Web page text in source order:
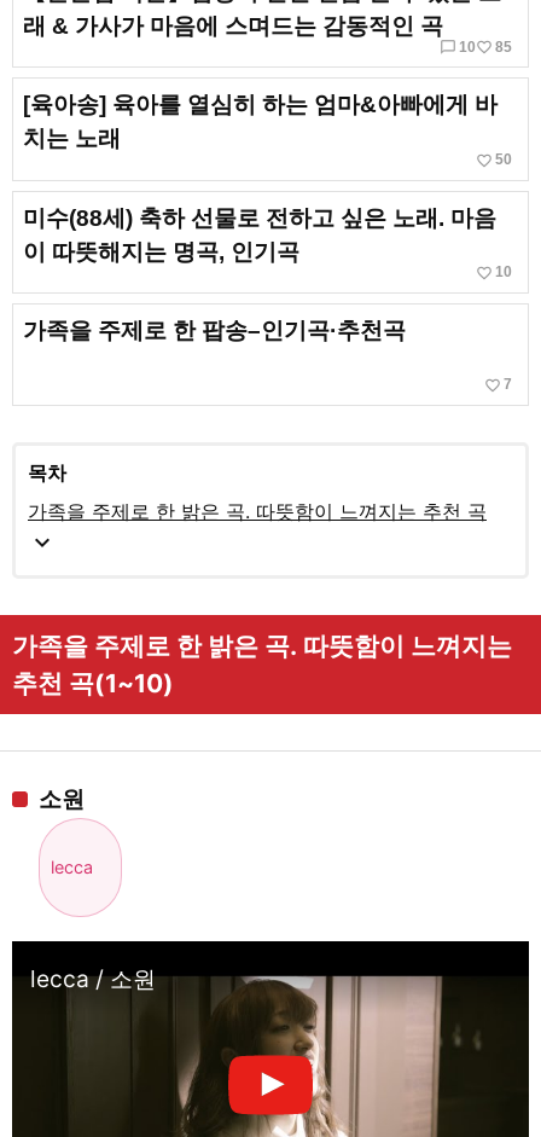
래 & 가사가 마음에 스며드는 감동적인 곡
chat_bubble_outline 10favorite_border 85
[육아송] 육아를 열심히 하는 엄마&아빠에게 바
치는 노래
favorite_border 50
미수(88세) 축하 선물로 전하고 싶은 노래. 마음
이 따뜻해지는 명곡, 인기곡
favorite_border 10
가족을 주제로 한 팝송–인기곡·추천곡
favorite_border 7
목차
가족을 주제로 한 밝은 곡. 따뜻함이 느껴지는 추천 곡
expand_more
가족을 주제로 한 밝은 곡. 따뜻함이 느껴지는
추천 곡(1~10)
소원
lecca
lecca / 소원